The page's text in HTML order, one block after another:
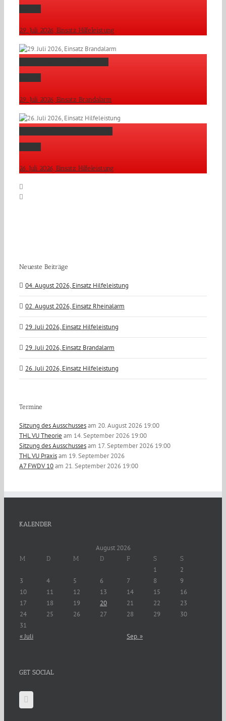
29. Juli 2026, Einsatz Hilfeleistung
29. Juli 2026, Einsatz Brandalarm
26. Juli 2026, Einsatz Hilfeleistung
Neueste Beiträge
04. August 2026, Einsatz Hilfeleistung
02. August 2026, Einsatz Rheinalarm
29. Juli 2026, Einsatz Hilfeleistung
29. Juli 2026, Einsatz Brandalarm
26. Juli 2026, Einsatz Hilfeleistung
Termine
Sitzung des Ausschussesam 20. August 2026 19:00
THL VU Theorie am 14. September 2026 19:00
Sitzung des Ausschussesam 17. September 2026 19:00
THL VU Praxisam 19. September 2026
A7 FWDV 10am 21. September 2026 19:00
KALENDER
August 2026
M D M D F S S
1
2
3
4 5 6 7 8
9
10
11 12 13 14 15
16
17
18 19 20 21 22
23
24
25 26 27 28 29
30
31
« Juli
Sep. »
GET SOCIAL